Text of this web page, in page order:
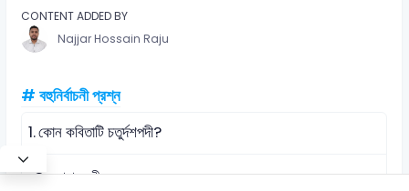
CONTENT ADDED BY
Najjar Hossain Raju
# বহুনির্বাচনী প্রশ্ন
1.কোন কবিতাটি চতুর্দশপদী?
সোনার তরী